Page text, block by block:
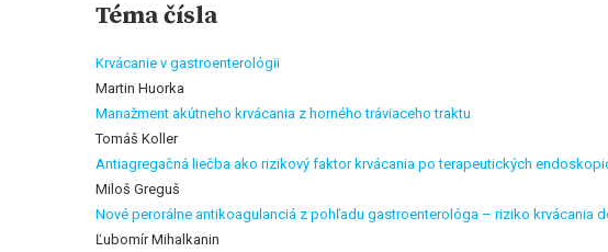
Téma čísla
Krvácanie v gastroenterológii
Martin Huorka
Manažment akútneho krvácania z horného tráviaceho traktu
Tomáš Koller
Antiagregačná liečba ako rizikový faktor krvácania po terapeutických
Miloš Greguš
Nové perorálne antikoagulanciá z pohľadu gastroenterológa – riziko krvácania
Ľubomír Mihalkanin